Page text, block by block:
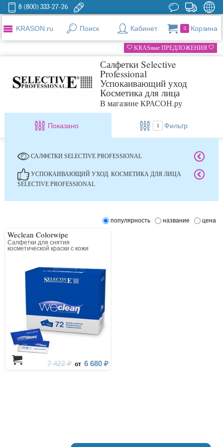
8 (800) 333-27-26
KRASON.ru Поиск Кабинет 0 Корзина
KRASные ПРЕДЛОЖЕНИЯ
Салфетки Selective
Professional
Успокаивающий уход
Косметика для лица
В магазине КРАСОН.ру
Показано 1 Фильтр
САЛФЕТКИ SELECTIVE PROFESSIONAL
УСПОКАИВАЮЩИЙ УХОД. КОСМЕТИКА ДЛЯ ЛИЦА
SELECTIVE PROFESSIONAL
популярность название цена
Weclean Colorwipe
Салфетки для снятия
косметической краски с кожи
7 422 ₽ от 6 680 ₽